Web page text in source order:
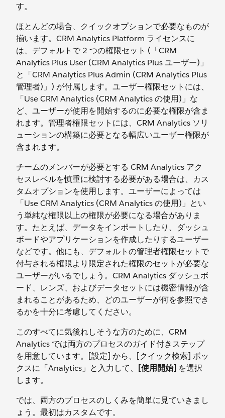
す。
ほとんどの場合、クイックオプションで必要なものが
揃います。CRM Analytics Platform ライセンスに
は、デフォルトで 2 つの権限セット (「CRM
Analytics Plus User (CRM Analytics Plus ユーザー)」
と「CRM Analytics Plus Admin (CRM Analytics Plus
管理者)」) が付属します。ユーザー権限セットには、
「Use CRM Analytics (CRM Analytics の使用)」な
ど、ユーザーが使用を開始するのに必要な権限が含ま
れます。管理者権限セットには、CRM Analytics ソリ
ューションの構築に必要となる幅広いユーザー権限が
含まれます。
チームのメンバーが必要とする CRM Analytics アク
セスレベルを慎重に検討する必要がある場合は、カス
タムオプションを使用します。ユーザーによっては
「Use CRM Analytics (CRM Analytics の使用)」とい
う単純な権限以上の権限が必要になる場合がありま
す。たとえば、データをインポートしたり、ダッシュ
ボードやアプリケーションを作成したりするユーザー
などです。他にも、デフォルトの管理者権限セットで
付与される権限より限定された権限のセットが必要な
ユーザーがいるでしょう。CRM Analytics ダッシュボ
ード、レンズ、およびデータセットには機密情報が含
まれることがあるため、どのユーザーが何を参照でき
るかを十分に考慮してください。
このすべてに気後れしそうな方のために、CRM
Analytics では両方のプロセスのガイド付きステップ
を用意しています。[設定] から、[クイック検索] ボッ
クスに「Analytics」と入力して、
[使用開始] を選択
します。
では、両方のプロセスのしくみを簡単に見ていきまし
ょう。最初はカスタムです。